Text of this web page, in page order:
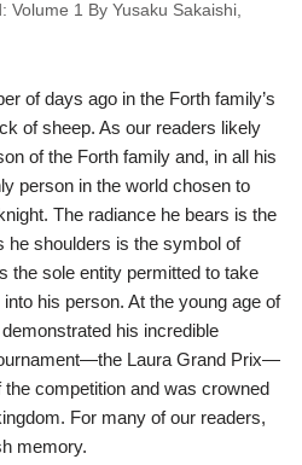
Volume 1 By Yusaku Sakaishi,
of days ago in the Forth family’s
of sheep. As our readers likely
of the Forth family and, in all his
person in the world chosen to
The radiance he bears is the
he shoulders is the symbol of
the sole entity permitted to take
his person. At the young age of
his incredible
Laura Grand Prix—
competition and was crowned
For many of our readers,
memory.